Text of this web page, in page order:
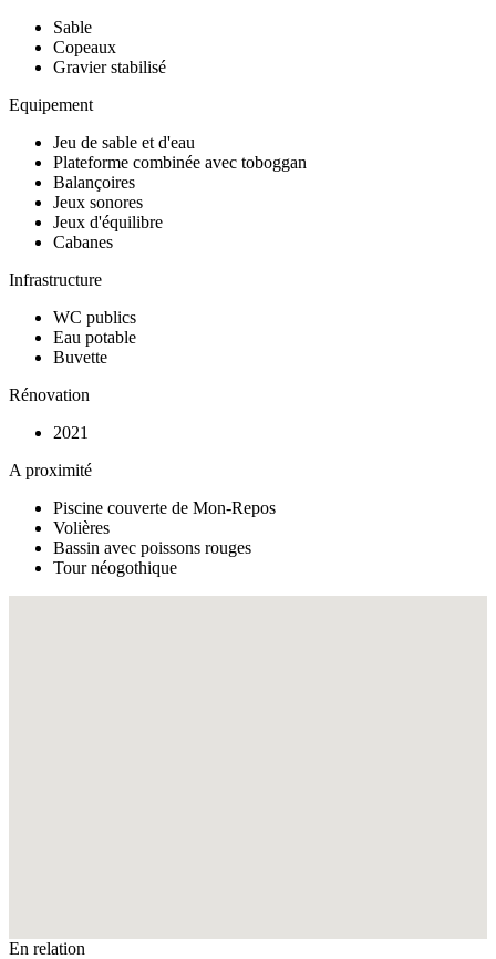
Sable
Copeaux
Gravier stabilisé
Equipement
Jeu de sable et d'eau
Plateforme combinée avec toboggan
Balançoires
Jeux sonores
Jeux d'équilibre
Cabanes
Infrastructure
WC publics
Eau potable
Buvette
Rénovation
2021
A proximité
Piscine couverte de Mon-Repos
Volières
Bassin avec poissons rouges
Tour néogothique
En relation